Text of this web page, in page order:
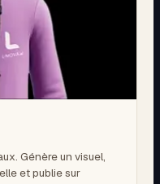
Génère un visuel,
et publie sur